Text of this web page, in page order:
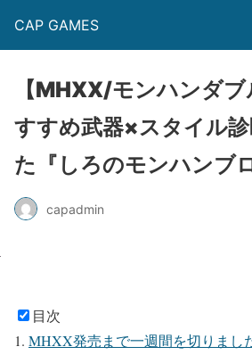
CAP GAMES
【MHXX/モンハンダ
すすめ武器×スタイル
た『しろのモンハンブ
capadmin
目次
MHXX発売まで一週間を切りまし